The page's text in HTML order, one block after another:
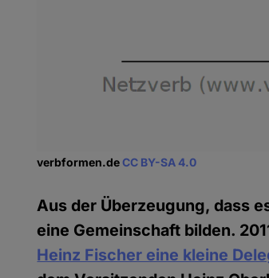
verbformen.deCC BY-SA 4.0
Aus der Überzeugung, dass
eine Gemeinschaft bilden.
Heinz Fischer eine kleine